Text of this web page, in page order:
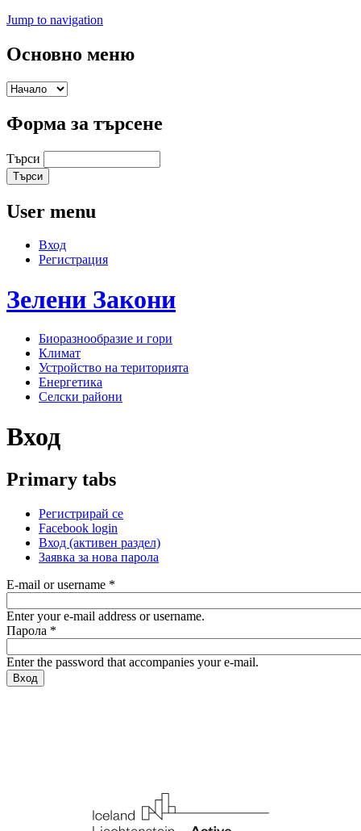
Jump to navigation
Основно меню
Форма за търсене
Търси
User menu
Вход
Регистрация
Зелени Закони
Биоразнообразие и гори
Климат
Устройство на територията
Енергетика
Селски райони
Вход
Primary tabs
Регистрирай се
Facebook login
Вход (активен раздел)
Заявка за нова парола
E-mail or username *
Enter your e-mail address or username.
Парола *
Enter the password that accompanies your e-mail.